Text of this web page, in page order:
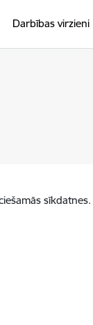
Darbības virzieni